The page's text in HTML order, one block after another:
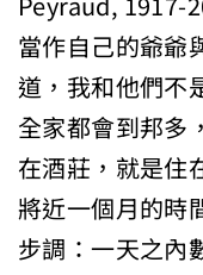
當作自己的爺
道，我和他們
全家都會到邦
在酒莊，就是
將近一個月的
步調：一天之